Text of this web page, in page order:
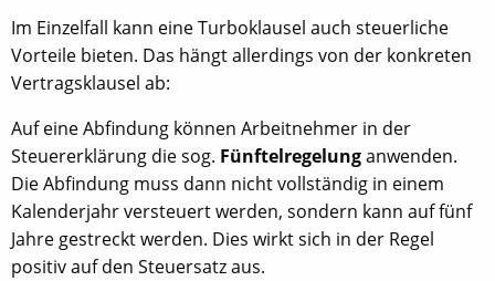
Im Einzelfall kann eine Turboklausel auch steuerliche
Vorteile bieten. Das hängt allerdings von der konkreten
Vertragsklausel ab:
Auf eine Abfindung können Arbeitnehmer in der
Steuererklärung die sog. Fünftelregelunganwenden.
Die Abfindung muss dann nicht vollständig in einem
Kalenderjahr versteuert werden, sondern kann auf fünf
Jahre gestreckt werden. Dies wirkt sich in der Regel
positiv auf den Steuersatz aus.